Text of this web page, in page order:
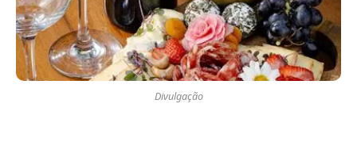
Divulgação